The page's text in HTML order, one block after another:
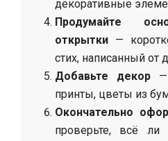
декоративные
Продумайте
открытки —
стих, написанный от
Добавьте декор—
принты, цветы из
Окончательно
проверьте, всё ли